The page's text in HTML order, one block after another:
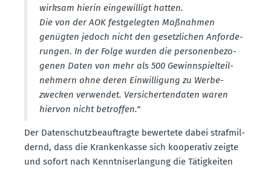
wirksam hierin einge­willigt hatten.
Die von der AOK festge­legten Maßnahmen
genügten jedoch nicht den gesetz­lichen Anfor­de­
rungen. In der Folge wurden die perso­nen­be­zo­
genen Daten von mehr als 500 Gewinn­spiel­teil­
nehmern ohne deren Einwil­ligung zu Werbe­
zwecken verwendet. Versi­cher­ten­daten waren
hiervon nicht betroffen."
Der Daten­schutz­be­auf­tragte bewertete dabei straf­mil­
dernd, dass die Kranken­kasse sich koope­rativ zeigte
und sofort nach Kennt­nis­er­langung die Tätig­keiten